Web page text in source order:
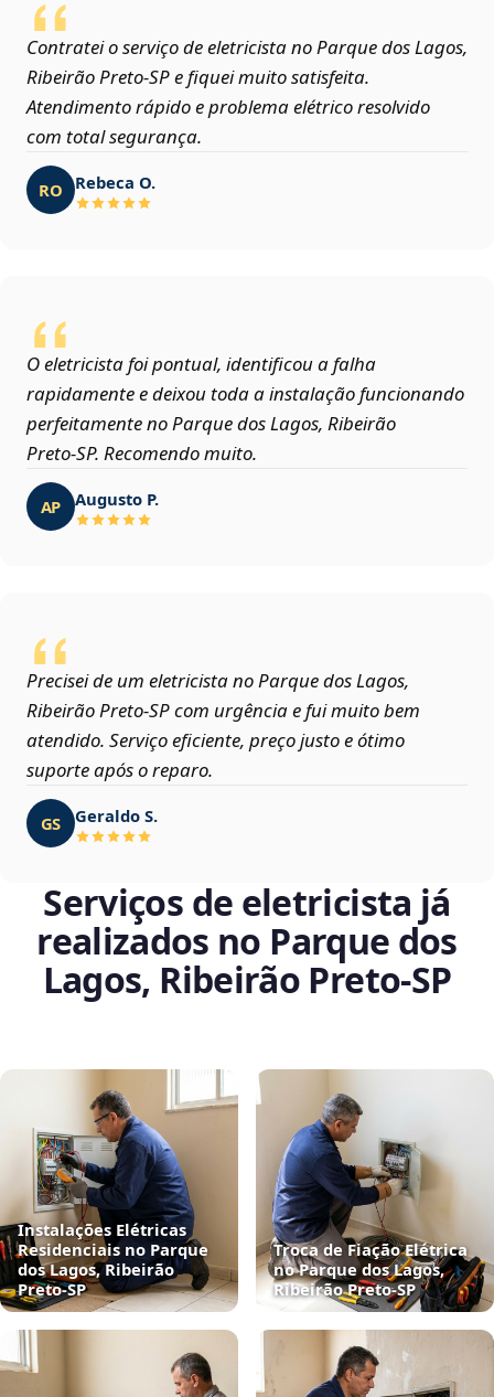
Contratei o serviço de eletricista no Parque dos Lagos,
Ribeirão Preto‑SP e fiquei muito satisfeita.
Atendimento rápido e problema elétrico resolvido
com total segurança.
RO Rebeca O.
O eletricista foi pontual, identificou a falha
rapidamente e deixou toda a instalação funcionando
perfeitamente no Parque dos Lagos, Ribeirão
Preto‑SP. Recomendo muito.
AP Augusto P.
Precisei de um eletricista no Parque dos Lagos,
Ribeirão Preto‑SP com urgência e fui muito bem
atendido. Serviço eficiente, preço justo e ótimo
suporte após o reparo.
GS Geraldo S.
Serviços de eletricista já
realizados no Parque dos
Lagos, Ribeirão Preto‑SP
Instalações Elétricas
Residenciais no Parque
dos Lagos, Ribeirão
Preto‑SP
Troca de Fiação Elétrica
no Parque dos Lagos,
Ribeirão Preto‑SP